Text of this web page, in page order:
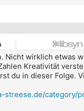
Nicht wirklich etwas
Kreativität
du in dieser Folge.
streese.de/category/